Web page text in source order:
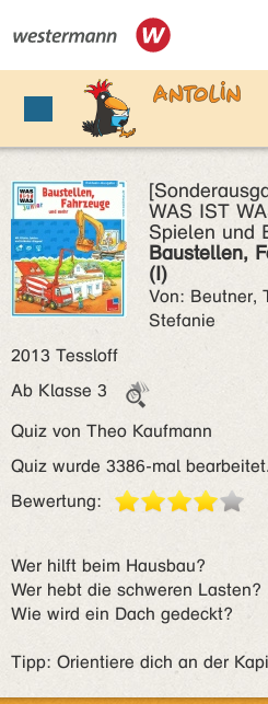
WAS IST
Spielen und
Baustellen,
(I)
Von: Beutner,
Stefanie
2013 Tessloff
Ab Klasse 3
Quiz von Theo Kaufmann
Quiz wurde 3386-mal bearbeitet.
Bewertung:
Wer hilft beim Hausbau?
Wer hebt die schweren Lasten?
Wie wird ein Dach gedeckt?
Tipp: Orientiere dich an der